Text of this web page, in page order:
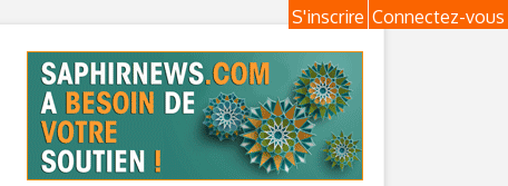
Connectez-vous
S'inscrire